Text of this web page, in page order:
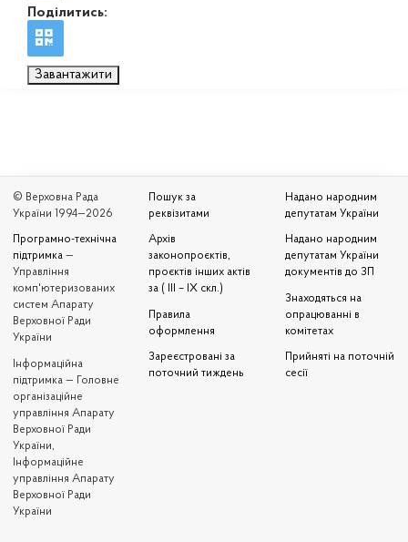
Поділитись:
Завантажити
© Верховна Рада
України 1994—2026
Програмно-технічна
підтримка —
Управління
комп'ютеризованих
систем Апарату
Верховної Ради
України
Iнформаційна
підтримка — Головне
організаційне
управління Апарату
Верховної Ради
України,
Інформаційне
управління Апарату
Верховної Ради
України
Пошук за
реквізитами
Архів
законопроєктів,
проєктів інших актів
за ( III – IX скл.)
Правила
оформлення
Зареєстровані за
поточний тиждень
Надано народним
депутатам України
Надано народним
депутатам України
документів до ЗП
Знаходяться на
опрацюванні в
комітетах
Прийняті на поточній
сесії